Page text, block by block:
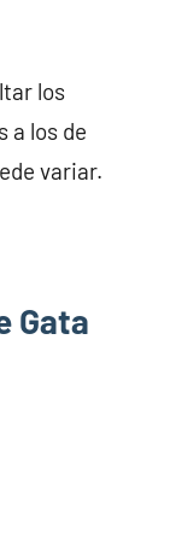
los
a los de
variar.
Gata